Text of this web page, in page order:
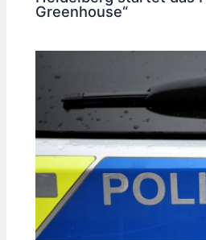
Greenhouse“